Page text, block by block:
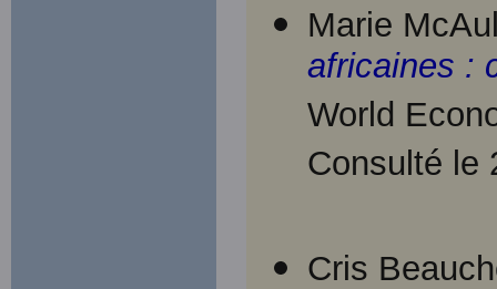
Marie
africaines :
World
Consulté le
Cris